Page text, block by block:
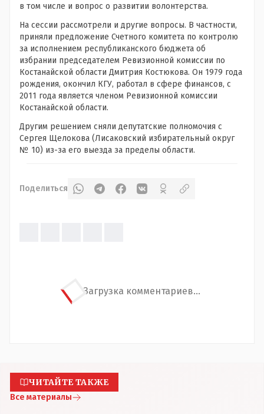
в том числе и вопрос о развитии волонтерства.
На сессии рассмотрели и другие вопросы. В частности,
приняли предложение Счетного комитета по контролю
за исполнением республиканского бюджета об
избрании председателем Ревизионной комиссии по
Костанайской области Дмитрия Костюкова. Он 1979 года
рождения, окончил КГУ, работал в сфере финансов, с
2011 года является членом Ревизионной комиссии
Костанайской области.
Другим решением сняли депутатские полномочия с
Сергея Щелокова (Лисаковский избирательный округ
№ 10) из-за его выезда за пределы области.
Поделиться
Загрузка комментариев...
ЧИТАЙТЕ ТАКЖЕ
Все материалы